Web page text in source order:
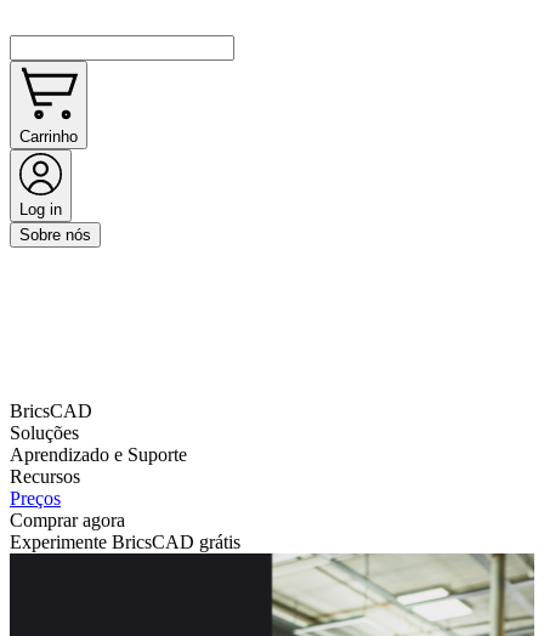
Carrinho
Log in
Sobre nós
BricsCAD
Soluções
Aprendizado e Suporte
Recursos
Preços
Comprar agora
Experimente BricsCAD grátis